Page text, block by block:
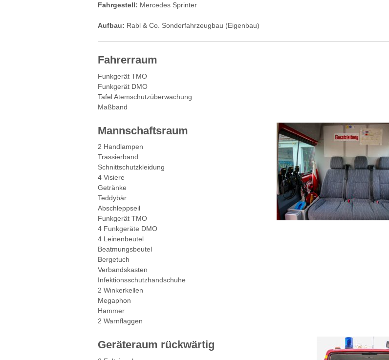
Fahrgestell: Mercedes Sprinter
Aufbau: Rabl & Co. Sonderfahrzeugbau (Eigenbau)
Fahrerraum
Funkgerät TMO
Funkgerät DMO
Tafel Atemschutzüberwachung
Maßband
Mannschaftsraum
2 Handlampen
Trassierband
Schnittschutzkleidung
4 Visiere
Getränke
Teddybär
Abschleppseil
Funkgerät TMO
4 Funkgeräte DMO
4 Leinenbeutel
Beatmungsbeutel
Bergetuch
Verbandskasten
Infektionsschutzhandschuhe
2 Winkerkellen
Megaphon
Hammer
2 Warnflaggen
Geräteraum rückwärtig